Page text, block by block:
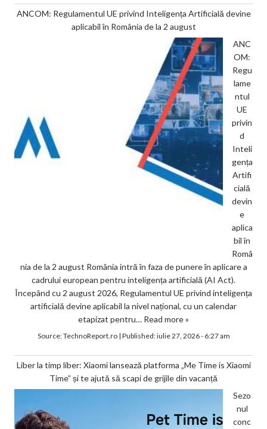
ANCOM: Regulamentul UE privind Inteligența Artificială devine
aplicabil în România de la 2 august
ANC
OM:
Regu
lame
ntul
UE
privin
d
Inteli
gența
Artifi
cială
devin
e
aplica
bil în
Româ
nia de la 2 august România intră în faza de punere în aplicare a
cadrului european pentru inteligența artificială (AI Act).
Începând cu 2 august 2026, Regulamentul UE privind inteligența
artificială devine aplicabil la nivel național, cu un calendar
etapizat pentru… Read more »
Source:TechnoReport.ro| Published:iulie 27, 2026 - 6:27 am
Liber la timp liber: Xiaomi lansează platforma „Me Time is Xiaomi
Time” și te ajută să scapi de grijile din vacanță
Sezo
nul
conc